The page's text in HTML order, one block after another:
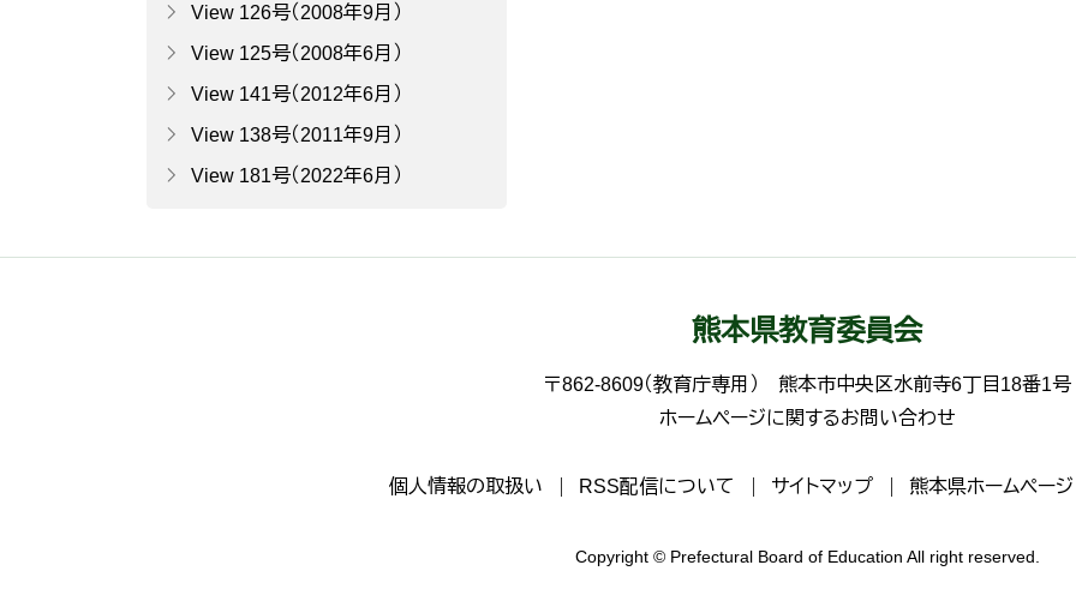
View 126号（2008年9月）
View 125号（2008年6月）
View 141号（2012年6月）
View 138号（2011年9月）
View 181号（2022年6月）
熊本県教育委員会
〒862-8609（教育庁専用）
熊本市中央区水前寺6丁目18番1号
ホームページに関するお問い合わせ
個人情報の取扱い RSS配信について サイトマップ 熊本県ホームページ
Copyright © Prefectural Board of Education All right reserved.